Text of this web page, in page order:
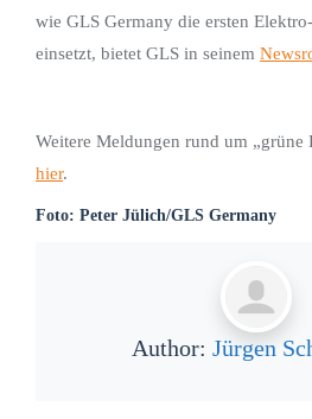
wie GLS Germany die ersten
einsetzt, bietet GLS in seinem
Weitere Meldungen rund um „grüne
hier.
Foto: Peter Jülich/GLS Germany
Author: Jürgen